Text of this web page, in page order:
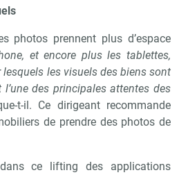
photos prennent plus d’espace
et encore plus les tablettes,
les visuels des biens sont
l’une des principales attentes des
t-il. Ce dirigeant recommande
de prendre des photos de
ce lifting des applications